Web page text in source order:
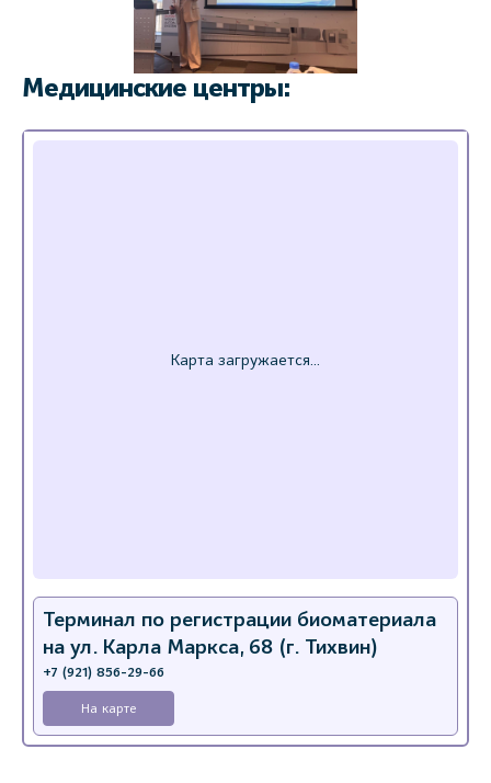
Медицинские центры:
Терминал по регистрации биоматериала
на ул. Карла Маркса, 68 (г. Тихвин)
+7 (921) 856-29-66
На карте